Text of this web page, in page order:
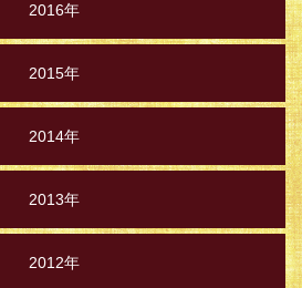
2016年
2015年
2014年
2013年
2012年